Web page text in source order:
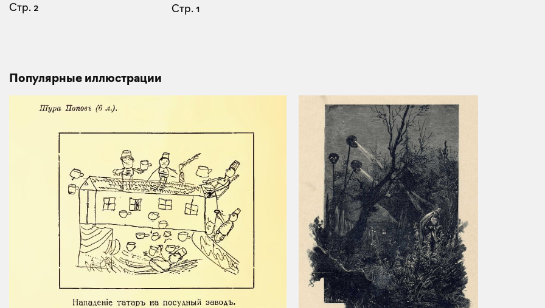
Стр. 2 Стр. 1
Популярные иллюстрации